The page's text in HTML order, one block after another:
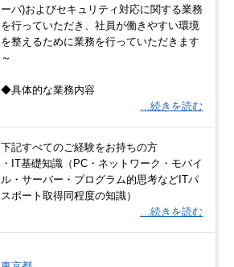
ーバ)およびセキュリティ対応に関する業務
を行っていただき、社員が働きやすい環境
を整えるために業務を行っていただきます
～
◆具体的な業務内容
…続きを読む
下記すべてのご経験をお持ちの方
・IT基礎知識（PC・ネットワーク・モバイ
ル・サーバー・プログラム的思考などITパ
スポート取得同程度の知識）
…続きを読む